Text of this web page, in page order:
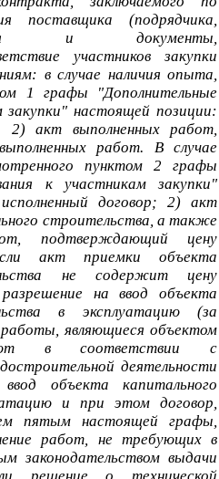
поставщика (подрядчика,
и документы,
участников закупки
в случае наличия опыта,
1 графы "Дополнительные
закупки" настоящей позиции:
2) акт выполненных работ,
работ. В случае
пунктом 2 графы
к участникам закупки"
договор; 2) акт
строительства, а также
подтверждающий цену
акт приемки объекта
не содержит цену
на ввод объекта
в эксплуатацию (за
работы, являющиеся объектом
в соответствии с
деятельности
объекта капитального
и при этом договор,
пятым настоящей графы,
работ, не требующих в
законодательством выдачи